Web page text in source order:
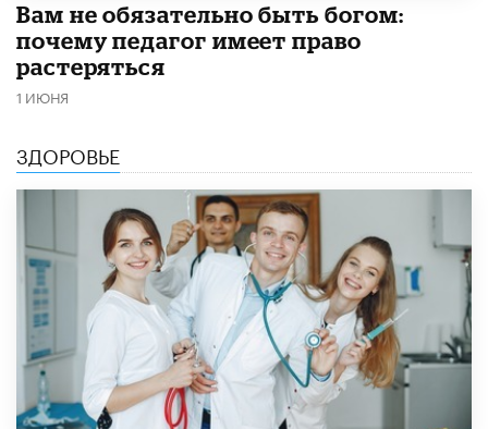
​Вам не обязательно быть богом:
почему педагог имеет право
растеряться
1 ИЮНЯ
ЗДОРОВЬЕ